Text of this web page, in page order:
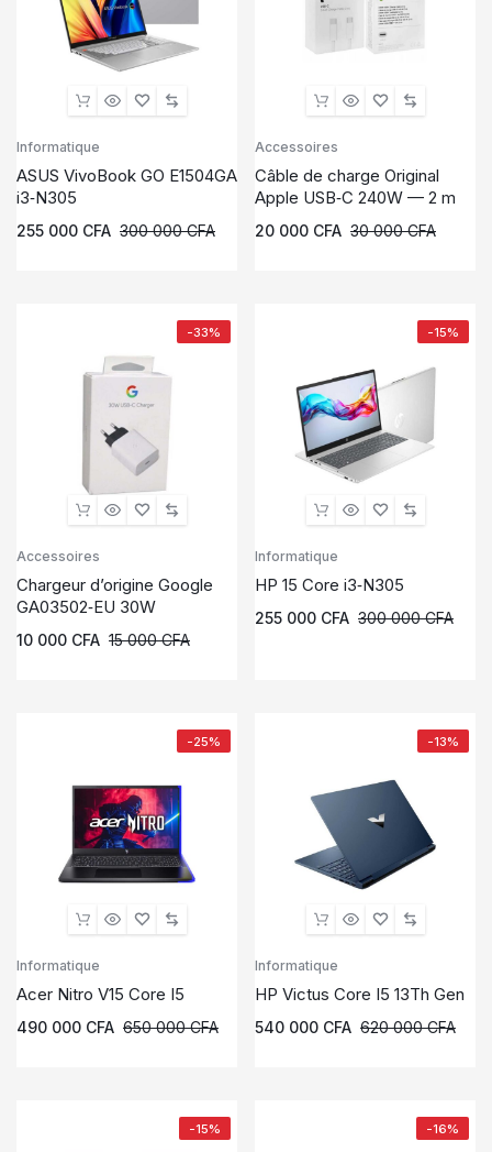
Informatique
ASUS VivoBook GO E1504GA
i3‑N305
300 000CFA
255 000 CFA
Accessoires
Câble de charge Original
Apple USB‑C 240W — 2 m
30 000CFA
20 000 CFA
-33%
Accessoires
Chargeur d’origine Google
GA03502‑EU 30W
15 000CFA
10 000 CFA
-15%
Informatique
HP 15 Core i3‑N305
300 000CFA
255 000 CFA
-25%
Informatique
Acer Nitro V15 Core I5
650 000CFA
490 000 CFA
-13%
Informatique
HP Victus Core I5 13Th Gen
620 000CFA
540 000 CFA
-15% -16%